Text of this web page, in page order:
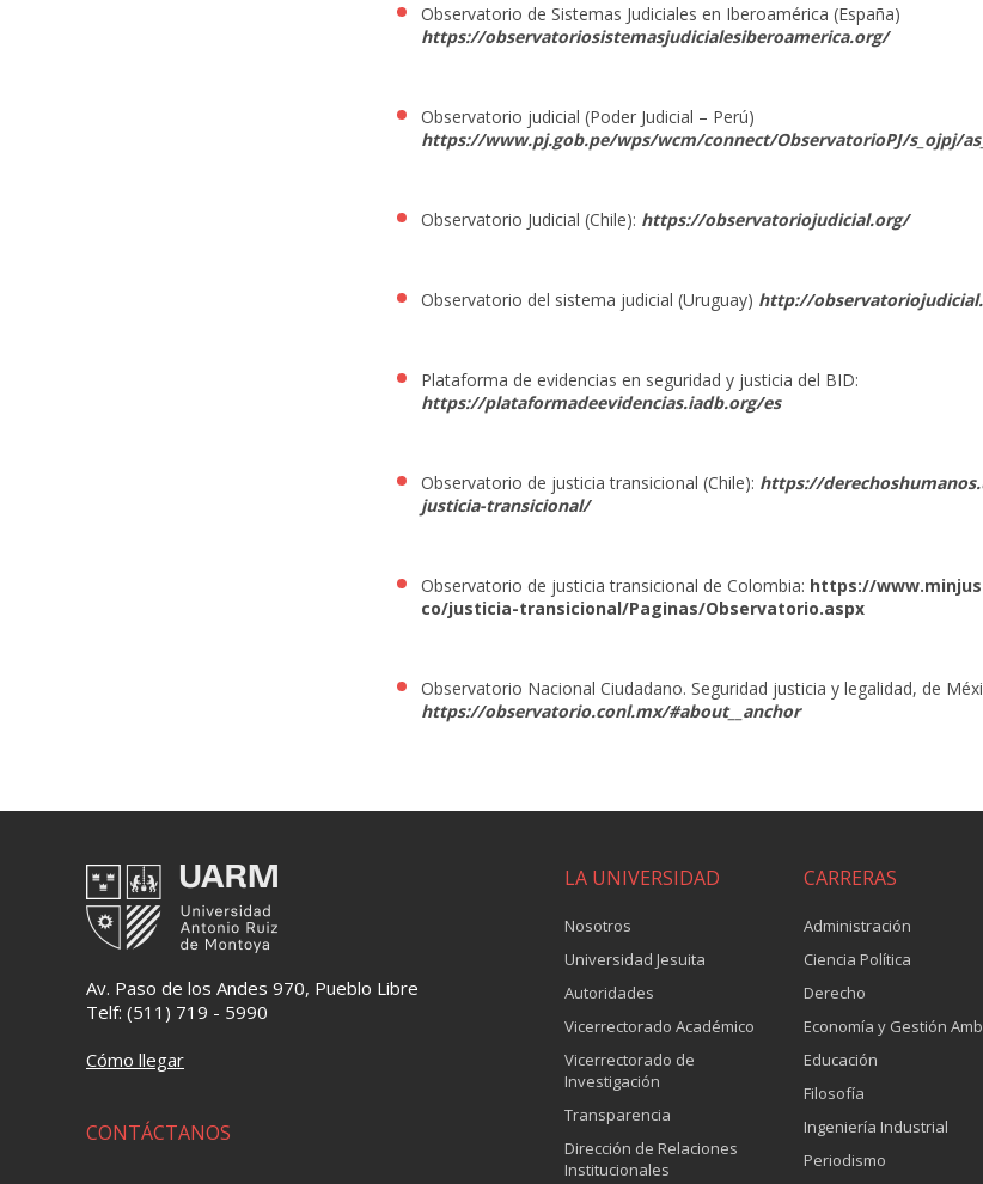
Observatorio de Sistemas Judiciales en Iberoamérica (España)
https://observatoriosistemasjudicialesiberoamerica.org/
Observatorio judicial (Poder Judicial – Perú)
https://www.pj.gob.pe/wps/wcm/connect/ObservatorioPJ/s_ojpj/
Observatorio Judicial (Chile): https://observatoriojudicial.org/
Observatorio del sistema judicial (Uruguay) http://
Plataforma de evidencias en seguridad y justicia del BID:
https://plataformadeevidencias.iadb.org/es
Observatorio de justicia transicional (Chile): https://
justicia-transicional/
Observatorio de justicia transicional de Colombia: https://
co/justicia-transicional/Paginas/Observatorio.aspx
Observatorio Nacional Ciudadano. Seguridad justicia y legalidad, de
https://observatorio.conl.mx/#about__anchor
Av. Paso de los Andes 970, Pueblo Libre
Telf: (511) 719 - 5990
Cómo llegar
CONTÁCTANOS
LA UNIVERSIDAD
Nosotros
Universidad Jesuita
Autoridades
Vicerrectorado Académico
Vicerrectorado de
Investigación
Transparencia
Dirección de Relaciones
Institucionales
CARRERAS
Administración
Ciencia Política
Derecho
Economía y Gestión
Educación
Filosofía
Ingeniería Industrial
Periodismo